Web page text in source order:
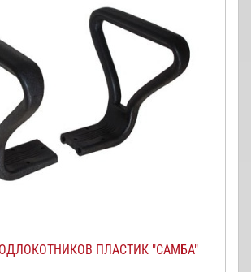
ПЛАСТИК "САМБА"